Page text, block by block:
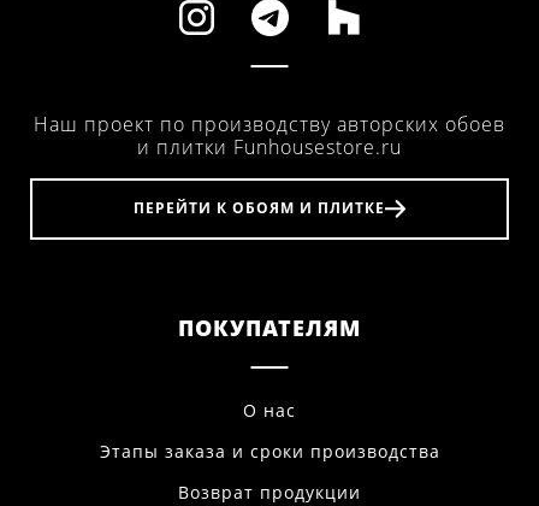
Наш проект по производству авторских обоев
и плитки Funhousestore.ru
ПЕРЕЙТИ К ОБОЯМ И ПЛИТКЕ
ПОКУПАТЕЛЯМ
О нас
Этапы заказа и сроки производства
Возврат продукции